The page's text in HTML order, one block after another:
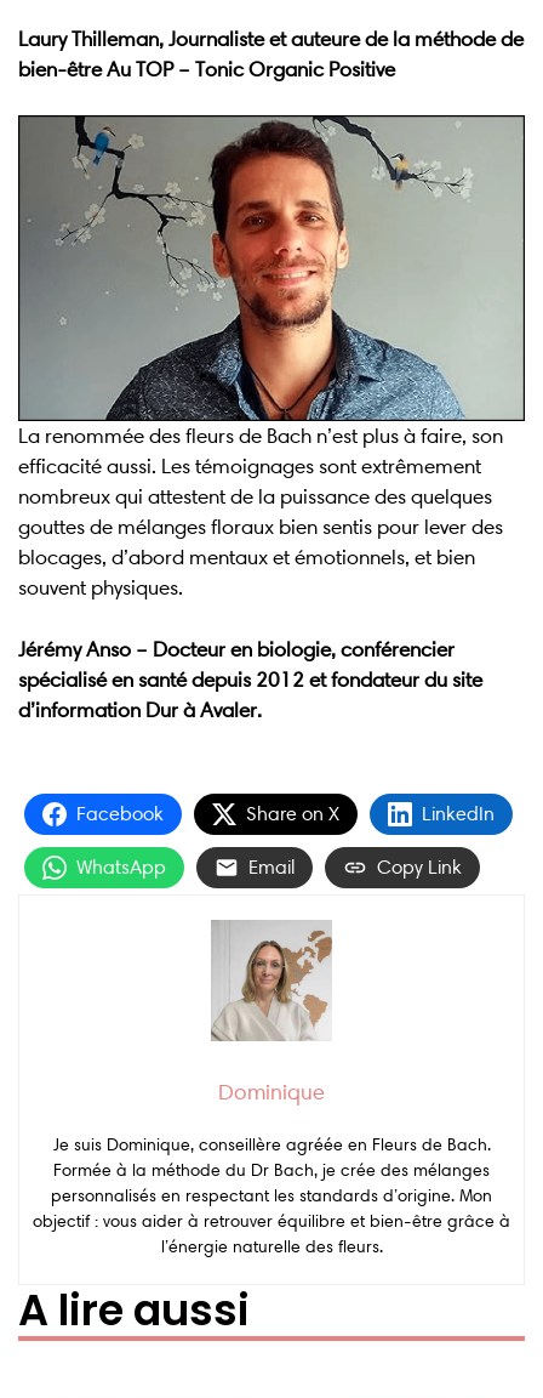
Laury Thilleman, Journaliste et auteure de la méthode de
bien-être Au TOP – Tonic Organic Positive
La renommée des fleurs de Bach n’est plus à faire, son
efficacité aussi. Les témoignages sont extrêmement
nombreux qui attestent de la puissance des quelques
gouttes de mélanges floraux bien sentis pour lever des
blocages, d’abord mentaux et émotionnels, et bien
souvent physiques.
Jérémy Anso – Docteur en biologie, conférencier
spécialisé en santé depuis 2012 et fondateur du site
d’information Dur à Avaler.
Facebook Share on X LinkedIn
WhatsApp Email Copy Link
Dominique
Je suis Dominique, conseillère agréée en Fleurs de Bach.
Formée à la méthode du Dr Bach, je crée des mélanges
personnalisés en respectant les standards d’origine. Mon
objectif : vous aider à retrouver équilibre et bien-être grâce à
l’énergie naturelle des fleurs.
A lire aussi